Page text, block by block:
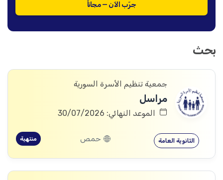
جرّب الآن — مجاناً
بحث
جمعية تنظيم الأسرة السورية
مراسل
الموعد النهائي: 30/07/2026
الثانوية العامة حمص منتهية